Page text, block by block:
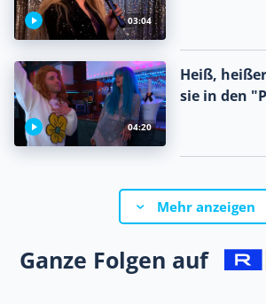
03:04
04:20
Heiß,
sie in den
Mehr anzeigen
Ganze Folgen auf